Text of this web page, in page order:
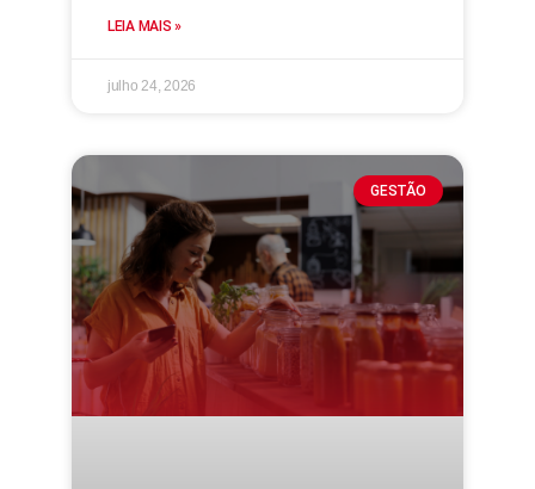
LEIA MAIS »
julho 24, 2026
GESTÃO